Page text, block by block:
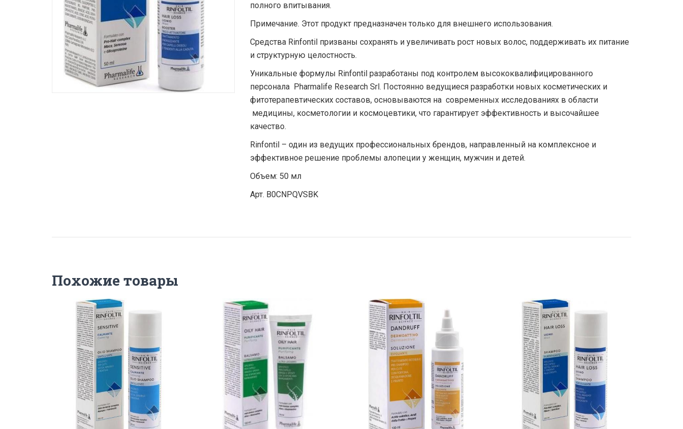
полного впитывания.
Примечание. Этот продукт предназначен только для внешнего использования.
Средства Rinfontil призваны сохранять и увеличивать рост новых волос, поддерживать их питание
и структурную целостность.
Уникальные формулы Rinfontil разработаны под контролем высококвалифицированного
персонала Pharmalife Research Srl. Постоянно ведущиеся разработки новых косметических и
фитотерапевтических составов, основываются на современных исследованиях в области
медицины, косметологии и космоцевтики, что гарантирует эффективность и высочайшее
качество.
Rinfontil – один из ведущих профессиональных брендов, направленный на комплексное и
эффективное решение проблемы алопеции у женщин, мужчин и детей.
Объем: 50 мл
Арт. ‎B0CNPQVSBK
Похожие товары